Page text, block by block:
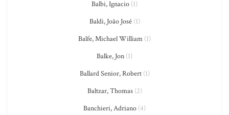
Balbi, Ignacio (1)
Baldi, João José(1)
Balfe, Michael William (1)
Balke, Jon (1)
Ballard Senior, Robert(1)
Baltzar, Thomas(2)
Banchieri, Adriano (4)